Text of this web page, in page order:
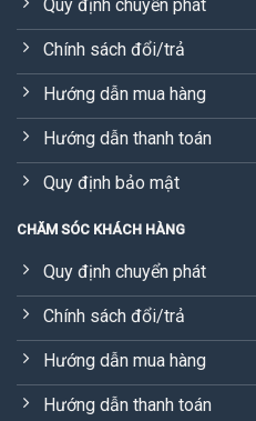
Quy định chuyển phát
Chính sách đổi/trả
Hướng dẫn mua hàng
Hướng dẫn thanh toán
Quy định bảo mật
CHĂM SÓC KHÁCH HÀNG
Quy định chuyển phát
Chính sách đổi/trả
Hướng dẫn mua hàng
Hướng dẫn thanh toán